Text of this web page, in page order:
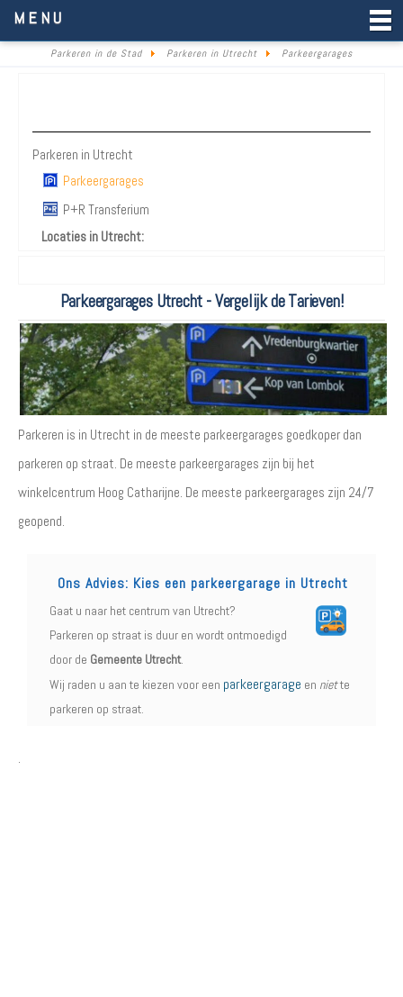
MENU
Parkeren in de Stad Parkeren in Utrecht Parkeergarages
Parkeren in Utrecht
Parkeergarages
P+R Transferium
Locaties in Utrecht:
Parkeergarages Utrecht - Vergelijk de Tarieven!
Parkeren is in Utrecht in de meeste parkeergarages goedkoper dan
parkeren op straat. De meeste parkeergarages zijn bij het
winkelcentrum Hoog Catharijne. De meeste parkeergarages zijn 24/7
geopend.
Ons Advies: Kies een parkeergarage in Utrecht
Gaat u naar het centrum van Utrecht?
Parkeren op straat is duur en wordt ontmoedigd
door de Gemeente Utrecht.
Wij raden u aan te kiezen voor een parkeergarage en niette
parkeren op straat.
.